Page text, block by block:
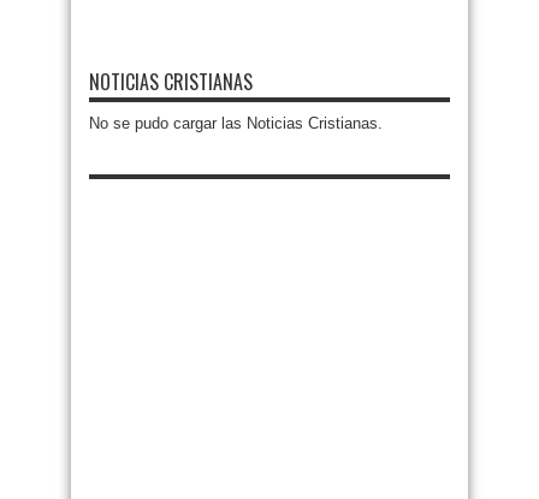
NOTICIAS CRISTIANAS
No se pudo cargar las Noticias Cristianas.